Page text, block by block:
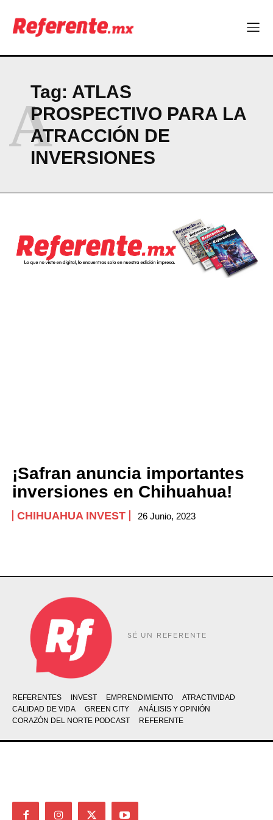
CONTACT
Tag: ATLAS
PROSPECTIVO PARA LA
ATRACCIÓN DE
INVERSIONES
A
¡Safran anuncia importantes
inversiones en Chihuahua!
CHIHUAHUA INVEST 26 Junio, 2023
SÉ UN REFERENTE
REFERENTES INVEST EMPRENDIMIENTO
ATRACTIVIDAD
CALIDAD DE VIDA
GREEN CITY
ANÁLISIS Y OPINIÓN
CORAZÓN DEL NORTE PODCAST
REFERENTE